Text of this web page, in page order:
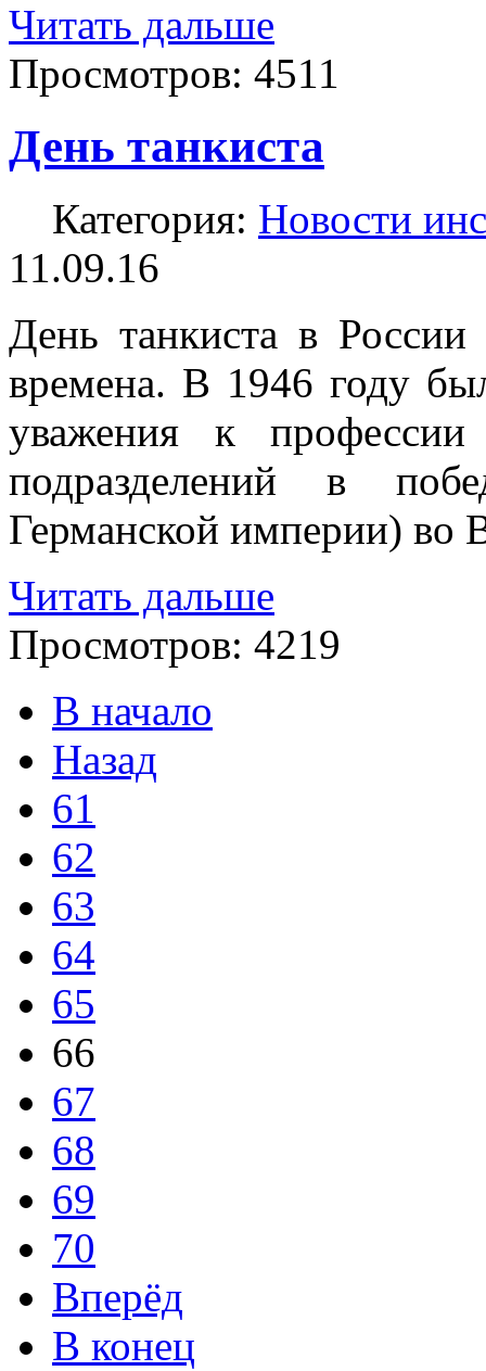
Читать дальше
Просмотров: 4511
День танкиста
Категория: Новости
11.09.16
День танкиста в России
времена. В 1946 году
уважения к
подразделений в
Германской империи) во
Читать дальше
Просмотров: 4219
В начало
Назад
61
62
63
64
65
66
67
68
69
70
Вперёд
В конец